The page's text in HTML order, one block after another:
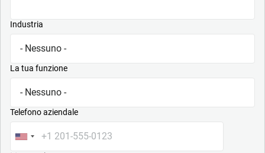
Industria
La tua funzione
Telefono aziendale